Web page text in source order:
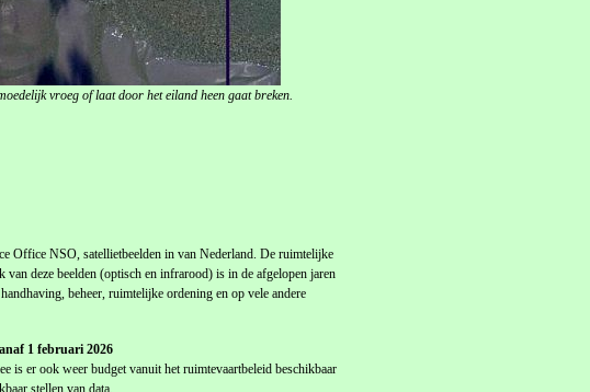
vroeg of laat door het eiland heen gaat breken.
Office NSO, satellietbeelden in van Nederland. De ruimtelijke
deze beelden (optisch en infrarood) is in de afgelopen jaren
beheer, ruimtelijke ordening en op vele andere
1 februari 2026
is er ook weer budget vanuit het ruimtevaartbeleid beschikbaar
stellen van data.